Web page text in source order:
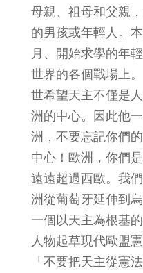
母親、祖母和父親
的男孩或年輕人。
月、開始求學的年
世界的各個戰場上
世希望天主不僅是
洲的中心。因此他
洲，不要忘記你們
中心！歐洲，你們
遠遠超過西歐。我
洲從葡萄牙延伸到
一個以天主為根基
人物起草現代歐盟
「不要把天主從憲